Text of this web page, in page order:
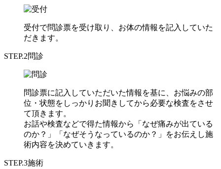
受付で問診票を受け取り、お体の情報を記入していた
だきます。
STEP.2問診
問診票に記入していただいた情報を基に、お悩みの部
位・状態をしっかりお聞きしてから必要な検査をさせ
て頂きます。
お話や検査などで得た情報から「なぜ痛みが出ている
のか？」「なぜそうなっているのか？」をお伝えし施
術内容を決めていきます。
STEP.3施術